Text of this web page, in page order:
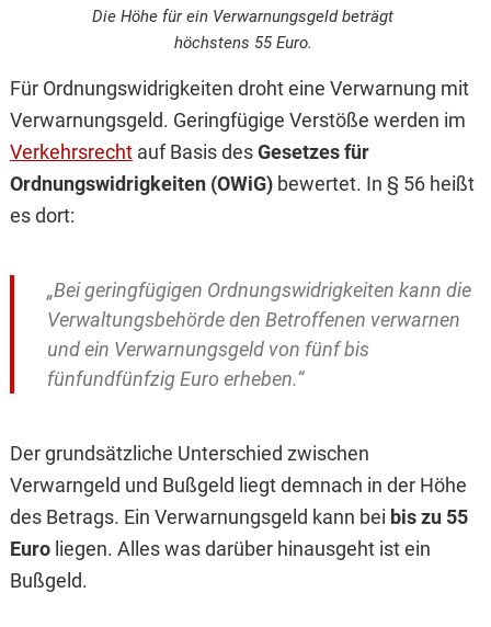
Die Höhe für ein Verwarnungsgeld beträgt
höchstens 55 Euro.
Für Ordnungswidrigkeiten droht eine Verwarnung mit
Verwarnungsgeld. Geringfügige Verstöße werden im
Verkehrsrechtauf Basis desGesetzes für
Ordnungswidrigkeiten (OWiG)bewertet. In § 56 heißt
es dort:
„Bei geringfügigen Ordnungswidrigkeiten kann die
Verwaltungsbehörde den Betroffenen verwarnen
und ein Verwarnungsgeld von fünf bis
fünfundfünfzig Euro erheben.“
Der grundsätzliche Unterschied zwischen
Verwarngeld und Bußgeld liegt demnach in der Höhe
des Betrags. Ein Verwarnungsgeld kann bei bis zu 55
Euroliegen. Alles was darüber hinausgeht ist ein
Bußgeld.